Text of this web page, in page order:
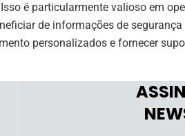
é particularmente valioso em
de informações de
personalizados e fornecer